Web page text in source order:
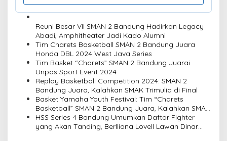
Reuni Besar VII SMAN 2 Bandung Hadirkan Legacy
Abadi, Amphitheater Jadi Kado Alumni
Tim Charets Basketball SMAN 2 Bandung Juara
Honda DBL 2024 West Java Series
Tim Basket “Charets” SMAN 2 Bandung Juarai
Unpas Sport Event 2024
Replay Basketball Competition 2024: SMAN 2
Bandung Juara, Kalahkan SMAK Trimulia di Final
Basket Yamaha Youth Festival: Tim “Charets
Basketball” SMAN 2 Bandung Juara, Kalahkan SMAN
12 di Final
HSS Series 4 Bandung Umumkan Daftar Fighter
yang Akan Tanding, Berlliana Lovell Lawan Dinar